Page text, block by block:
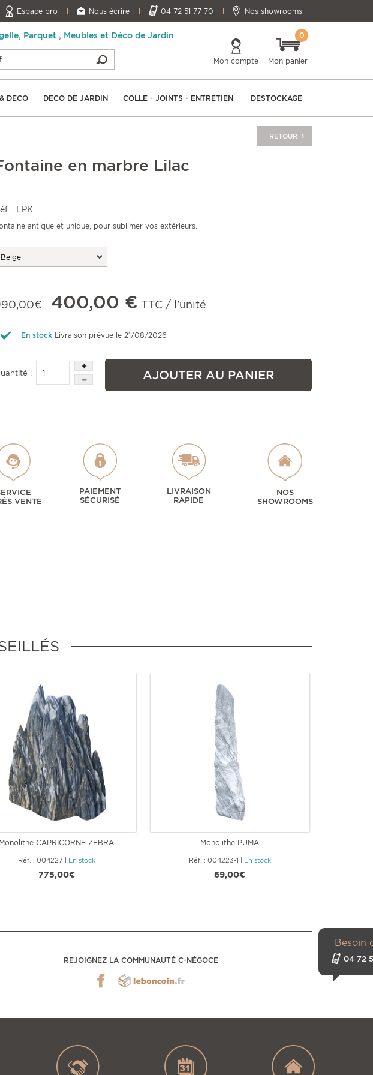
Espace pro Nous écrire 04 72 51 77 70 Nos showrooms
Parquet , Meubles et Déco de Jardin
Mon compte Mon panier
0
DECO DECO DE JARDIN COLLE - JOINTS - ENTRETIEN DESTOCKAGE
RETOUR
Besoin
04 72
en marbre Lilac
: LPK
antique et unique, pour sublimer vos extérieurs.
400,00 € TTC / l'unité
En stock Livraison prévue le 21/08/2026
: AJOUTER AU PANIER
VENTE
PAIEMENT
SÉCURISÉ
LIVRAISON
RAPIDE
NOS
SHOWROOMS
Monolithe CAPRICORNE ZEBRA
Réf. : 004227 En stock
775,00€
Monolithe PUMA
Réf. : 004223-1 En stock
69,00€
REJOIGNEZ LA COMMUNAUTÉ C-NÉGOCE